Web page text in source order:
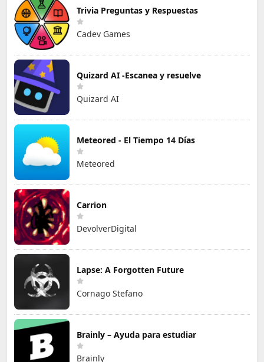
Trivia Preguntas y Respuestas
Cadev Games
Quizard AI -Escanea y resuelve
Quizard AI
Meteored - El Tiempo 14 Días
Meteored
Carrion
DevolverDigital
Lapse: A Forgotten Future
Cornago Stefano
Brainly – Ayuda para estudiar
Brainly